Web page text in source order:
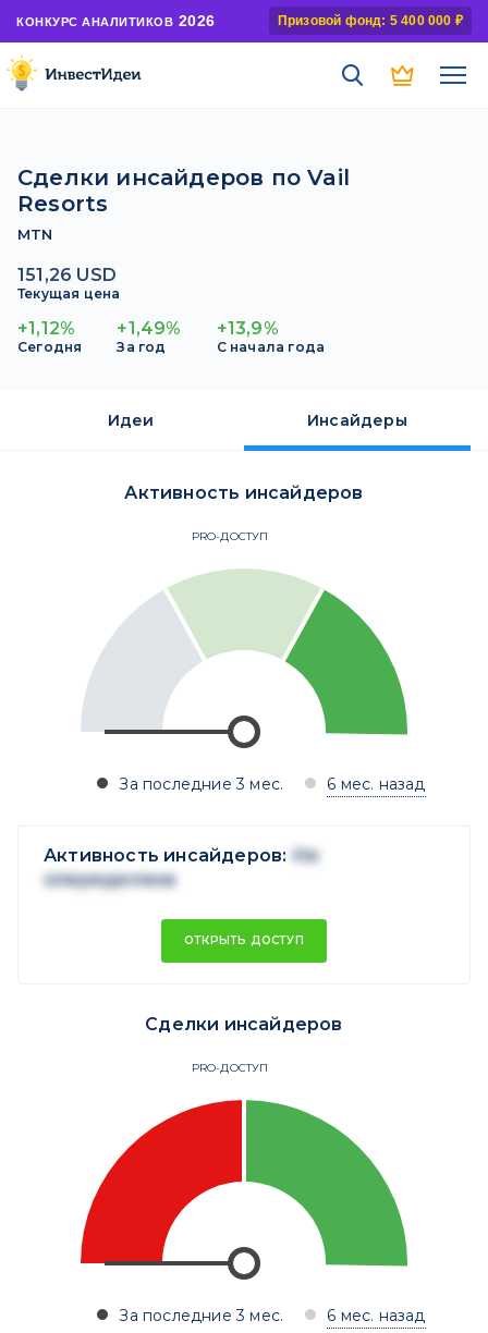
КОНКУРС АНАЛИТИКОВ 2026 Призовой фонд: 5 400 000 ₽
Сделки инсайдеров по Vail
Resorts
MTN
151,26 USD
Текущая цена
+1,12%
Сегодня
+1,49%
За год
+13,9%
С начала года
Идеи Инсайдеры
Активность инсайдеров
PRO-ДОСТУП
За последние 3 мес. 6 мес. назад
Активность инсайдеров: Не
опеределена
ОТКРЫТЬ ДОСТУП
Сделки инсайдеров
PRO-ДОСТУП
За последние 3 мес. 6 мес. назад